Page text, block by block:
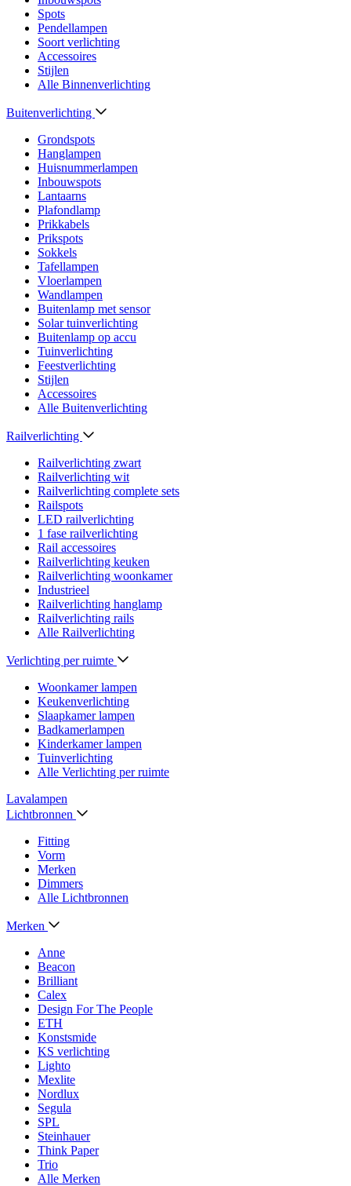
Spots
Pendellampen
Soort verlichting
Accessoires
Stijlen
Alle Binnenverlichting
Buitenverlichting
Grondspots
Hanglampen
Huisnummerlampen
Inbouwspots
Lantaarns
Plafondlamp
Prikkabels
Prikspots
Sokkels
Tafellampen
Vloerlampen
Wandlampen
Buitenlamp met sensor
Solar tuinverlichting
Buitenlamp op accu
Tuinverlichting
Feestverlichting
Stijlen
Accessoires
Alle Buitenverlichting
Railverlichting
Railverlichting zwart
Railverlichting wit
Railverlichting complete sets
Railspots
LED railverlichting
1 fase railverlichting
Rail accessoires
Railverlichting keuken
Railverlichting woonkamer
Industrieel
Railverlichting hanglamp
Railverlichting rails
Alle Railverlichting
Verlichting per ruimte
Woonkamer lampen
Keukenverlichting
Slaapkamer lampen
Badkamerlampen
Kinderkamer lampen
Tuinverlichting
Alle Verlichting per ruimte
Lavalampen
Lichtbronnen
Fitting
Vorm
Merken
Dimmers
Alle Lichtbronnen
Merken
Anne
Beacon
Brilliant
Calex
Design For The People
ETH
Konstsmide
KS verlichting
Lighto
Mexlite
Nordlux
Segula
SPL
Steinhauer
Think Paper
Trio
Alle Merken